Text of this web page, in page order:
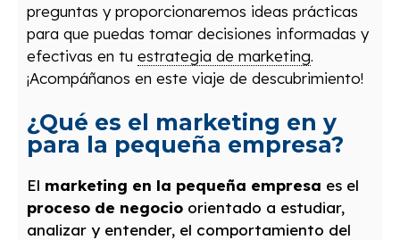
preguntas y proporcionaremos ideas prácticas
para que puedas tomar decisiones informadas y
efectivas en tu estrategia de marketing.
¡Acompáñanos en este viaje de descubrimiento!
¿Qué es el marketing en y
para la pequeña empresa?
El marketing en la pequeña empresa es el
proceso de negocio orientado a estudiar,
analizar y entender, el comportamiento del